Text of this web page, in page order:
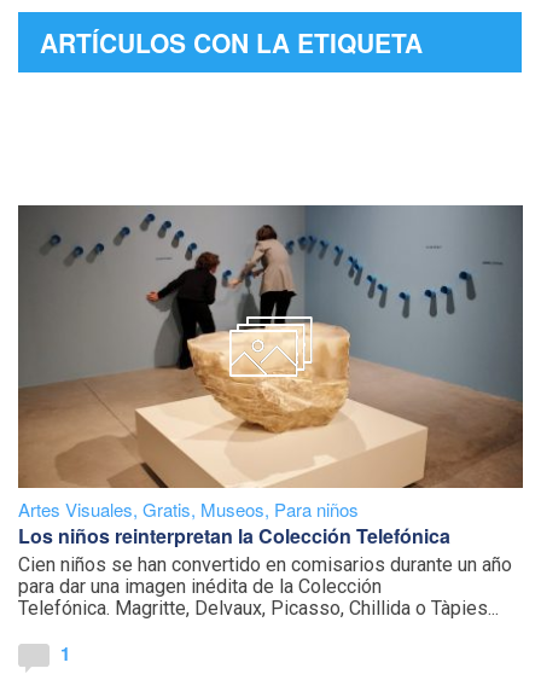
ARTÍCULOS CON LA ETIQUETA
Artes Visuales, Gratis, Museos, Para niños
Los niños reinterpretan la Colección Telefónica
Cien niños se han convertido en comisarios durante un año
para dar una imagen inédita de la Colección
Telefónica. Magritte, Delvaux, Picasso, Chillida o Tàpies...
1